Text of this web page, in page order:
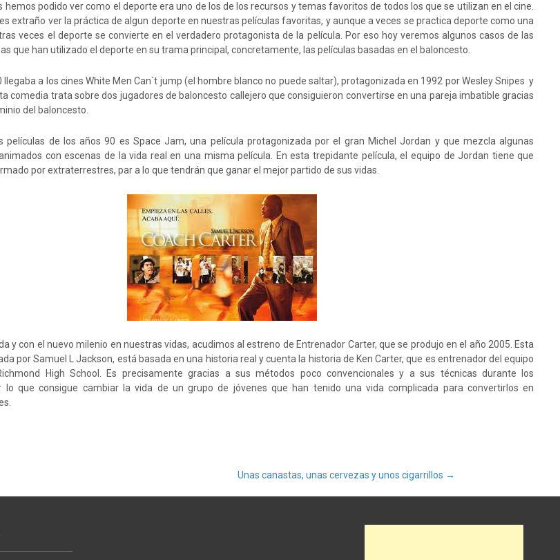
hemos podido ver como el deporte era uno de los de los recursos y temas favoritos de todos los que se utilizan en el cine.
extraño ver la práctica de algun deporte en nuestras películas favoritas, y aunque a veces se practica deporte como una
veces el deporte se convierte en el verdadero protagonista de la película. Por eso hoy veremos algunos casos de las
que han utilizado el deporte en su trama principal, concretamente, las películas basadas en el baloncesto.
llegaba a los cines White Men Can`t jump (el hombre blanco no puede saltar), protagonizada en 1992 por Wesley Snipes y
comedia trata sobre dos jugadores de baloncesto callejero que consiguieron convertirse en una pareja imbatible gracias
del baloncesto.
películas de los años 90 es Space Jam, una película protagonizada por el gran Michel Jordan y que mezcla algunas
con escenas de la vida real en una misma película. En esta trepidante película, el equipo de Jordan tiene que
por extraterrestres, par a lo que tendrán que ganar el mejor partido de sus vidas.
y con el nuevo milenio en nuestras vidas, acudimos al estreno de Entrenador Carter, que se produjo en el año 2005. Esta
por Samuel L Jackson, está basada en una historia real y cuenta la historia de Ken Carter, que es entrenador del equipo
High School. Es precisamente gracias a sus métodos poco convencionales y a sus técnicas durante los
lo que consigue cambiar la vida de un grupo de jóvenes que han tenido una vida complicada para convertirlos en
Unas canastas, unas cervezas y unos cigarrillos →